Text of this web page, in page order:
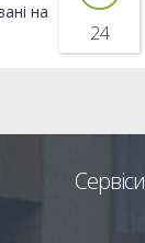
на
24
Сервіси